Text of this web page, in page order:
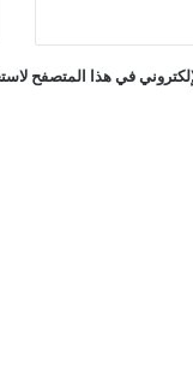
في هذا المتصفح